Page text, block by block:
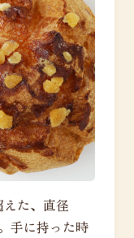
た、直径
手に持った時